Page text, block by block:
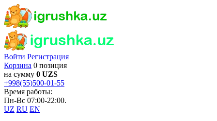
Войти Регистрация
Корзина 0 позиция
на сумму 0 UZS
+998(55)500-01-55
Время работы:
Пн-Вс 07:00-22:00.
UZ RU EN